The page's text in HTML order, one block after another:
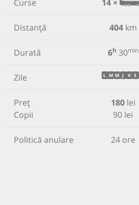
Curse 14 ×
Distanță 404km
Durată 6h 30min
Zile L M M J V S
Preț
Copii
180lei
90 lei
Politică anulare 24 ore